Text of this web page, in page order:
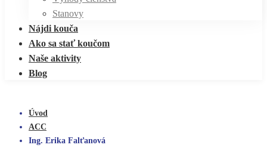
Stanovy
Nájdi kouča
Ako sa stať koučom
Naše aktivity
Blog
Úvod
ACC
Ing. Erika Falťanová